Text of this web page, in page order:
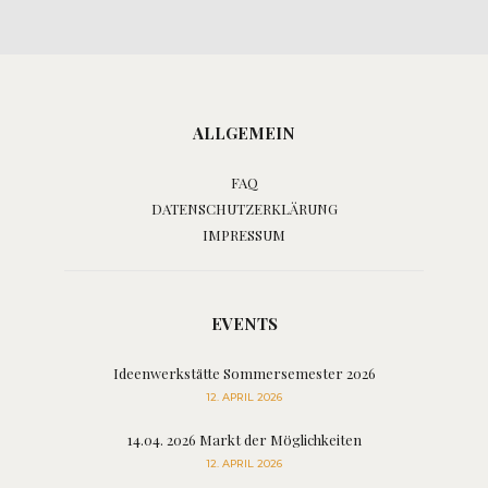
ALLGEMEIN
FAQ
DATENSCHUTZERKLÄRUNG
IMPRESSUM
EVENTS
Ideenwerkstätte Sommersemester 2026
12. APRIL 2026
14.04. 2026 Markt der Möglichkeiten
12. APRIL 2026